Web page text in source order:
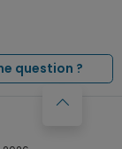
question ?